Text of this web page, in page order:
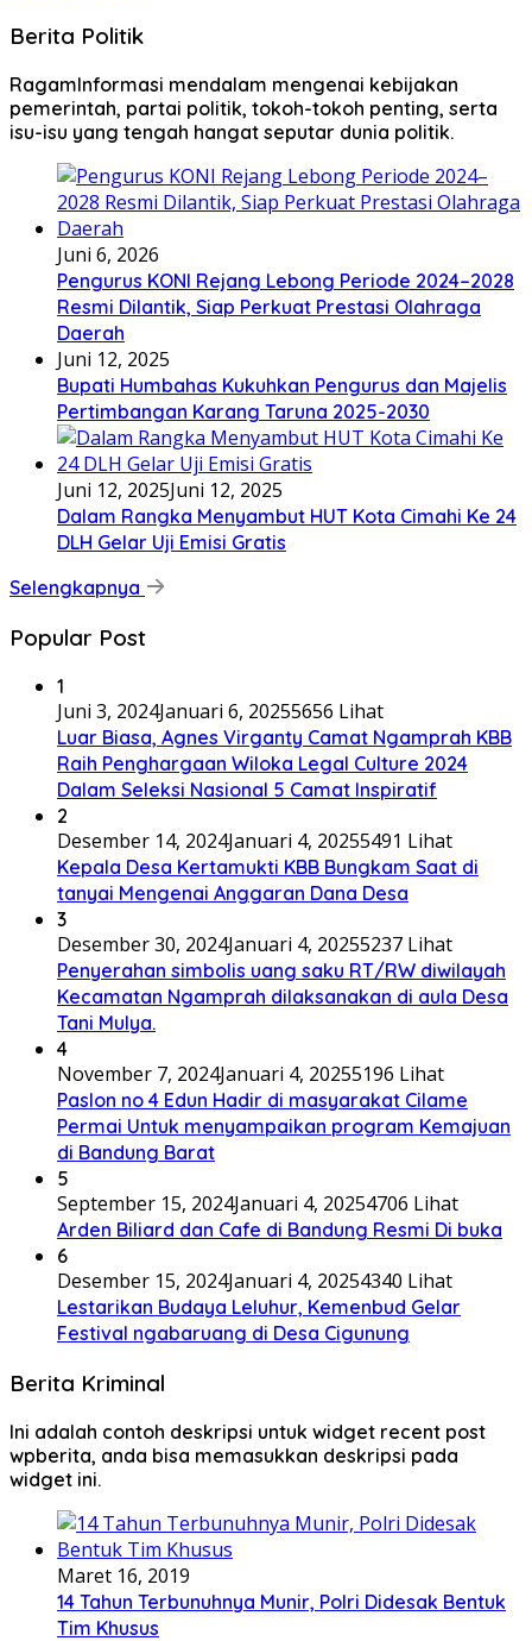
Berita Politik
RagamInformasi mendalam mengenai kebijakan
pemerintah, partai politik, tokoh-tokoh penting, serta
isu-isu yang tengah hangat seputar dunia politik.
Juni 6, 2026
Pengurus KONI Rejang Lebong Periode 2024–2028
Resmi Dilantik, Siap Perkuat Prestasi Olahraga
Daerah
Juni 12, 2025
Bupati Humbahas Kukuhkan Pengurus dan Majelis
Pertimbangan Karang Taruna 2025-2030
Juni 12, 2025Juni 12, 2025
Dalam Rangka Menyambut HUT Kota Cimahi Ke 24
DLH Gelar Uji Emisi Gratis
Selengkapnya
Popular Post
1
Juni 3, 2024Januari 6, 20255656 Lihat
Luar Biasa, Agnes Virganty Camat Ngamprah KBB
Raih Penghargaan Wiloka Legal Culture 2024
Dalam Seleksi Nasional 5 Camat Inspiratif
2
Desember 14, 2024Januari 4, 20255491 Lihat
Kepala Desa Kertamukti KBB Bungkam Saat di
tanyai Mengenai Anggaran Dana Desa
3
Desember 30, 2024Januari 4, 20255237 Lihat
Penyerahan simbolis uang saku RT/RW diwilayah
Kecamatan Ngamprah dilaksanakan di aula Desa
Tani Mulya.
4
November 7, 2024Januari 4, 20255196 Lihat
Paslon no 4 Edun Hadir di masyarakat Cilame
Permai Untuk menyampaikan program Kemajuan
di Bandung Barat
5
September 15, 2024Januari 4, 20254706 Lihat
Arden Biliard dan Cafe di Bandung Resmi Di buka
6
Desember 15, 2024Januari 4, 20254340 Lihat
Lestarikan Budaya Leluhur, Kemenbud Gelar
Festival ngabaruang di Desa Cigunung
Berita Kriminal
Ini adalah contoh deskripsi untuk widget recent post
wpberita, anda bisa memasukkan deskripsi pada
widget ini.
Maret 16, 2019
14 Tahun Terbunuhnya Munir, Polri Didesak Bentuk
Tim Khusus